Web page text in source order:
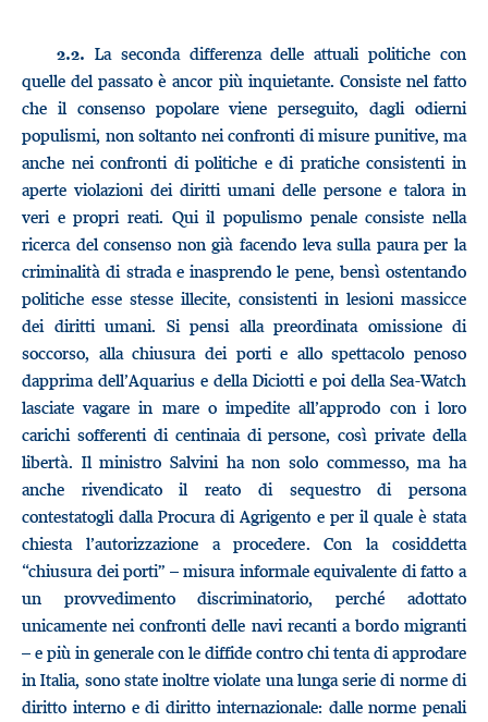
2.2. La seconda differenza delle attuali politiche con
quelle del passato è ancor più inquietante. Consiste nel fatto
che il consenso popolare viene perseguito, dagli odierni
populismi, non soltanto nei confronti di misure punitive, ma
anche nei confronti di politiche e di pratiche consistenti in
aperte violazioni dei diritti umani delle persone e talora in
veri e propri reati. Qui il populismo penale consiste nella
ricerca del consenso non già facendo leva sulla paura per la
criminalità di strada e inasprendo le pene, bensì ostentando
politiche esse stesse illecite, consistenti in lesioni massicce
dei diritti umani. Si pensi alla preordinata omissione di
soccorso, alla chiusura dei porti e allo spettacolo penoso
dapprima dell’Aquarius e della Diciotti e poi della Sea-Watch
lasciate vagare in mare o impedite all’approdo con i loro
carichi sofferenti di centinaia di persone, così private della
libertà. Il ministro Salvini ha non solo commesso, ma ha
anche rivendicato il reato di sequestro di persona
contestatogli dalla Procura di Agrigento e per il quale è stata
chiesta l’autorizzazione a procedere. Con la cosiddetta
“chiusura dei porti” – misura informale equivalente di fatto a
un provvedimento discriminatorio, perché adottato
unicamente nei confronti delle navi recanti a bordo migranti
– e più in generale con le diffide contro chi tenta di approdare
in Italia, sono state inoltre violate una lunga serie di norme di
diritto interno e di diritto internazionale: dalle norme penali